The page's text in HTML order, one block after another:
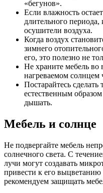
«бегунов».
Если влажность
длительного
осушители воздуха.
Когда воздух
зимнего
его, это полезно не
Не храните мебель во
нагреваемом солнцем
Постарайтесь
естественным
дышать.
Мебель и солнце
Не подвергайте мебель
солнечного света. С
лучи могут создавать
привести к его
рекомендуем защищать